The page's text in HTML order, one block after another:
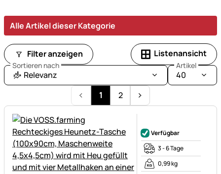
Wohlbefinden.
Alle Artikel dieser Kategorie
Filter anzeigen Listenansicht
Sortieren nach
Relevanz
Artikel
40
1
2
Verfügbar
3 - 6 Tage
0,99 kg